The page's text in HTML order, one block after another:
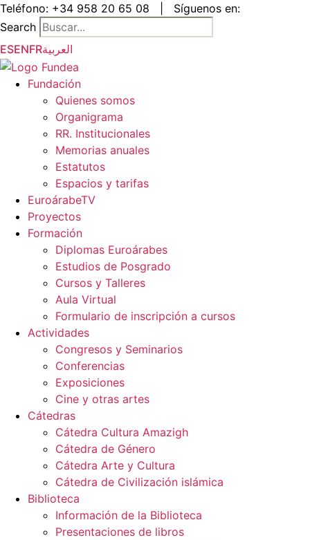
Saltar
al
contenido
Teléfono: +34 958 20 65 08
Síguenos en:
Search
ESENFRالعربية
Fundación
Quienes somos
Organigrama
RR. Institucionales
Memorias anuales
Estatutos
Espacios y tarifas
EuroárabeTV
Proyectos
Formación
Diplomas Euroárabes
Estudios de Posgrado
Cursos y Talleres
Aula Virtual
Formulario de inscripción a cursos
Actividades
Congresos y Seminarios
Conferencias
Exposiciones
Cine y otras artes
Cátedras
Cátedra Cultura Amazigh
Cátedra de Género
Cátedra Arte y Cultura
Cátedra de Civilización islámica
Biblioteca
Información de la Biblioteca
Presentaciones de libros